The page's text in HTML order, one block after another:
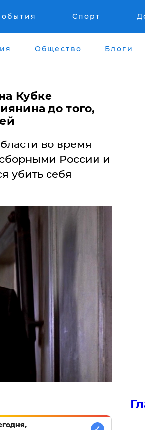
Спорт
Общество Блоги
Кубке
до того,
во время
России и
убить себя